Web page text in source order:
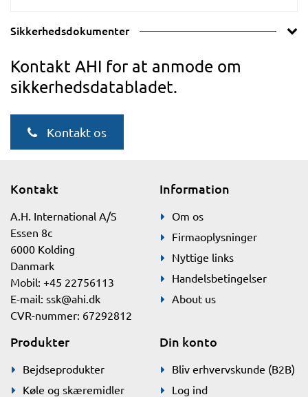
Sikkerhedsdokumenter
Kontakt AHI for at anmode om
sikkerhedsdatabladet.
Kontakt os
Kontakt
A.H. International A/S
Essen 8c
6000 Kolding
Danmark
Mobil: +45 22756113
E-mail: ssk@ahi.dk
CVR-nummer: 67292812
Information
Om os
Firmaoplysninger
Nyttige links
Handelsbetingelser
About us
Produkter
Bejdseprodukter
Køle og skæremidler
Din konto
Bliv erhvervskunde (B2B)
Log ind